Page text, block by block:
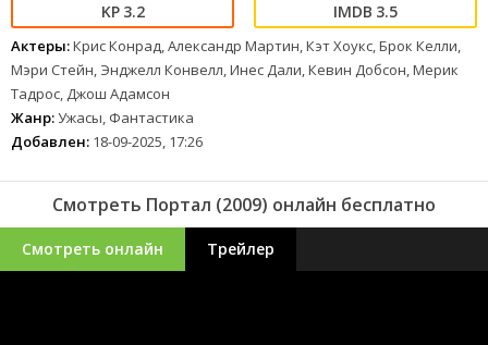
3.2 3.5
Актеры:Крис Конрад, Александр Мартин, Кэт Хоукс, Брок Келли,
Мэри Стейн, Энджелл Конвелл, Инес Дали, Кевин Добсон, Мерик
Тадрос, Джош Адамсон
Жанр:Ужасы, Фантастика
Добавлен: 18-09-2025, 17:26
Смотреть Портал (2009) онлайн бесплатно
Смотреть онлайн Трейлер